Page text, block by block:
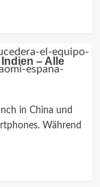
– Alle
in China und
Während